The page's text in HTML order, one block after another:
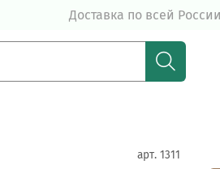
Доставка по всей
арт. 1311